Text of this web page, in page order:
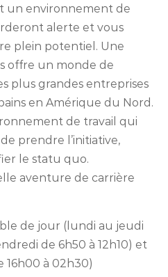
un environnement de
alerte et vous
plein potentiel. Une
offre un monde de
plus grandes entreprises
en Amérique du Nord.
de travail qui
prendre l’initiative,
le statu quo.
aventure de carrière
de jour (lundi au jeudi
de 6h50 à 12h10) et
16h00 à 02h30)